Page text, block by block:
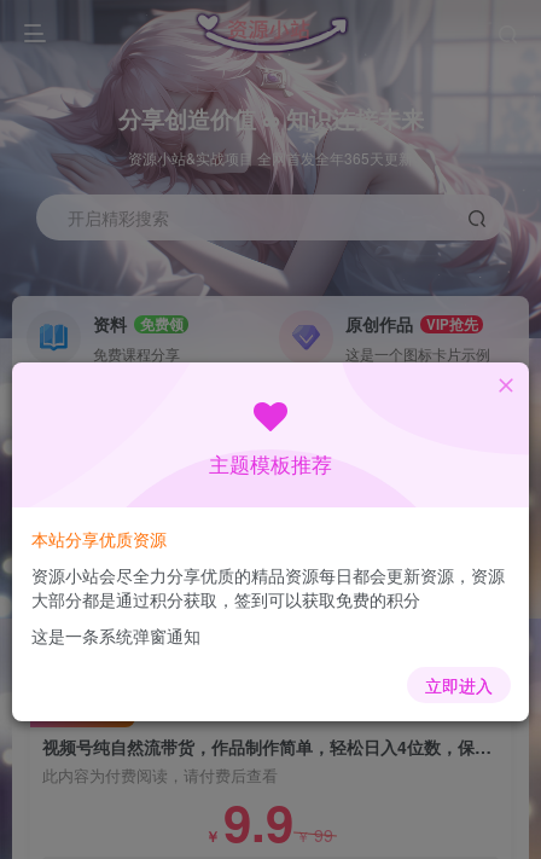
分享创造价值 ∞ 知识连接未来
资源小站&实战项目 全网首发全年365天更新
开启精彩搜索
资料
免费领
免费课程分享
原创作品
VIP抢先
这是一个图标卡片示例
视频号纯自然流带货，作品制作简单，轻松日入4
位数，保姆级教程
1年前更新
77
视频号纯自然流带货，作品制作简单，轻松日入4位数，保姆级教程
此内容为付费阅读，请付费后查看
￥ 9.9￥99
主题模板推荐
本站分享优质资源
资源小站会尽全力分享优质的精品资源每日都会更新资源，资源
大部分都是通过积分获取，签到可以获取免费的积分
这是一条系统弹窗通知
立即进入